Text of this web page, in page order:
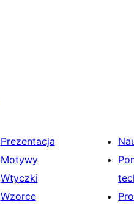
Prezentacja
Motywy
Wtyczki
Wzorce